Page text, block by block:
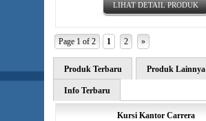
LIHAT DETAIL PRODUK
Page 1 of 2 1 2 »
Produk Terbaru Produk Lainnya
Info Terbaru
Kursi Kantor Carrera